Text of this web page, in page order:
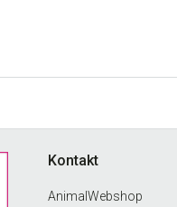
Kontakt
AnimalWebshop